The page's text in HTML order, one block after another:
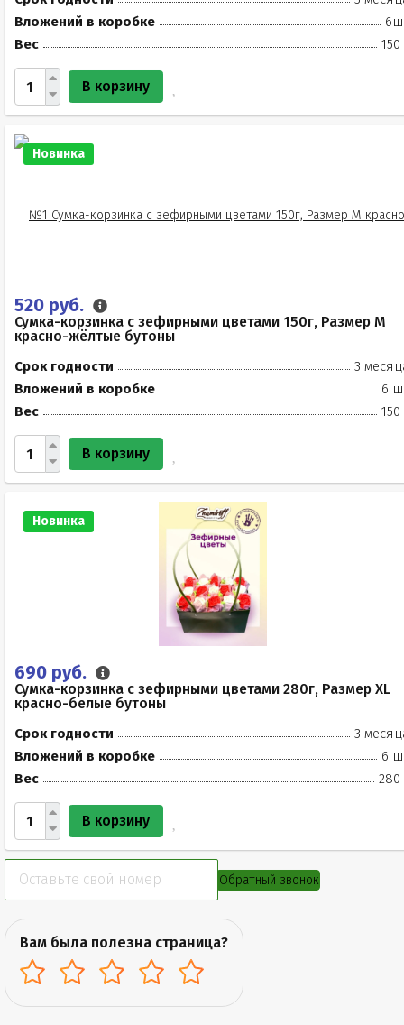
Вложений в коробке
Вес
150
В корзину
Новинка
520 руб.
Сумка-корзинка с зефирными цветами 150г, Размер М
красно-жёлтые бутоны
Срок годности
3
Вложений в коробке
6
Вес
150
В корзину
Новинка
690 руб.
Сумка-корзинка с зефирными цветами 280г, Размер XL
красно-белые бутоны
Срок годности
3
Вложений в коробке
6
Вес
280
В корзину
Обратный звонок
Вам была полезна страница?